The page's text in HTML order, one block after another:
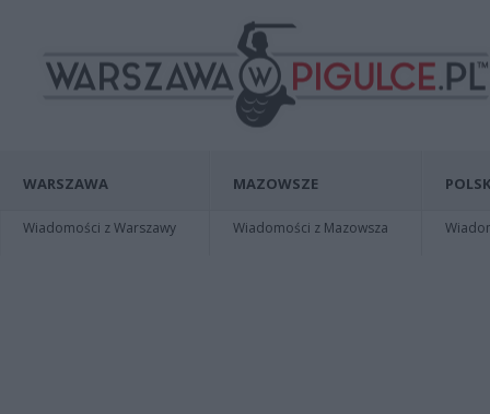
WARSZAWA
Wiadomości z Warszawy
MAZOWSZE
Wiadomości z Mazowsza